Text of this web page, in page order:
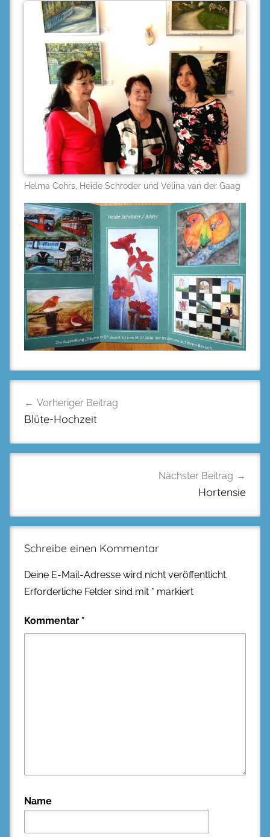
Helma Cohrs, Heide Schröder und Velina van der Gaag
Vorheriger Beitrag
Blüte-Hochzeit
Nächster Beitrag
Hortensie
Schreibe einen Kommentar
Deine E-Mail-Adresse wird nicht veröffentlicht.
Erforderliche Felder sind mit * markiert
Kommentar *
Name